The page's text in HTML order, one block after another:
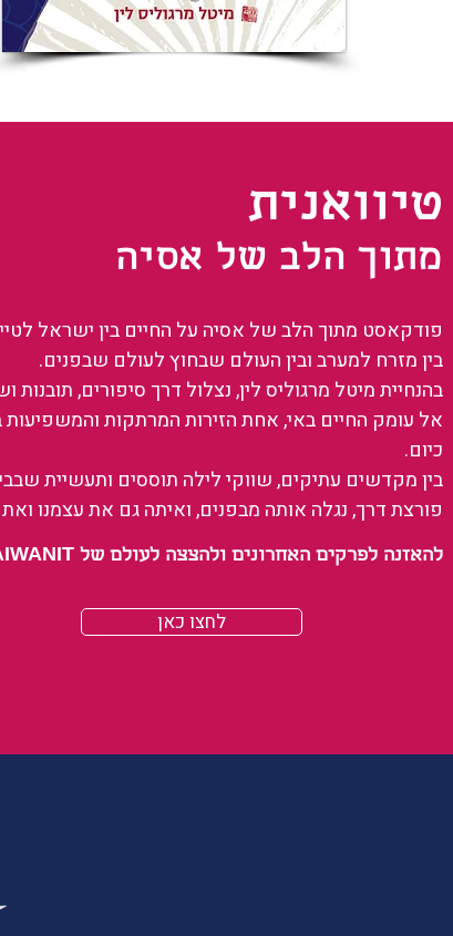
טיוואנית
מתוך הלב של אסיה
פודקאסט מתוך הלב של אסיה על החיים בין ישראל
בין מזרח למערב ובין העולם שבחוץ לעולם שבפנים.
בהנחיית מיטל מרגוליס לין, נצלול דרך סיפורים, תובנות
אל עומק החיים באי, אחת הזירות המרתקות והמשפיעות
כיום.
בין מקדשים עתיקים, שווקי לילה תוססים ותעשיית
פורצת דרך, נגלה אותה מבפנים, ואיתה גם את עצמנו
להאזנה לפרקים האחרונים ולהצצה לעולם של TAIWANIT
לחצו כאן